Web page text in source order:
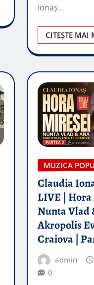
Ionaș…
CITEȘTE MAI
MUZICA
Claudia
LIVE |
Nunta Vlad
Akropolis
Craiova |
admin
0